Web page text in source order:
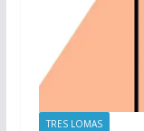
TRES LOMAS